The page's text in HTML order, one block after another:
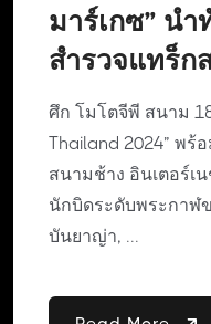
มาร์เกซ” น
สำรวจแทร็ก
ศึก โมโตจีพี สนาม
Thailand 2024” พร้
สนามช้าง อินเตอร์เ
นักบิดระดับพระกาฬ
บันยาญ่า, ...